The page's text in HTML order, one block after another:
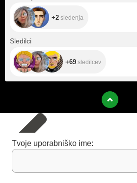
+2 sledenja
Sledilci
+69 sledilcev
Tvoje uporabniško ime: